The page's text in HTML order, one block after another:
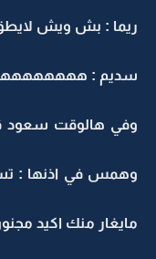
: بش ويش لايطق
:
هالوقت سعود
في اذنها : تسلم
منك اكيد مجنون